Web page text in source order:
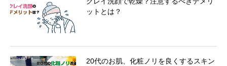
ットとは？
20代のお肌、化粧ノリを良くするスキン